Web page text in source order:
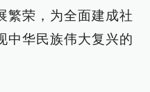
繁荣，为全面建成社
中华民族伟大复兴的